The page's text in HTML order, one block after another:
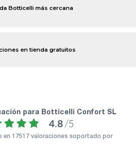
Botticelli más cercana
en tienda gratuitos
para Botticelli Confort SL
4.8 /5
en 17517 valoraciones soportado por